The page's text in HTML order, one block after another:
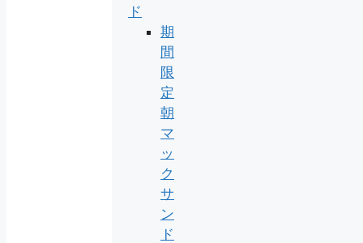
ド
期
間
限
定
朝
マ
ッ
ク
サ
ン
ド